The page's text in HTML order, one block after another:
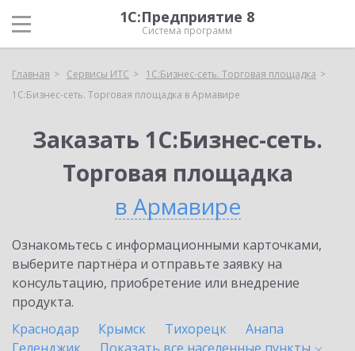
1С:Предприятие 8
Система программ
Главная Сервисы ИТС
1С:Бизнес-сеть. Торговая площадка
1С:Бизнес-сеть. Торговая площадка в Армавире
Заказать 1С:Бизнес-сеть.
Торговая площадка
в Армавире
Ознакомьтесь с информационными карточками,
выберите партнёра и отправьте заявку на
консультацию, приобретение или внедрение
продукта.
Краснодар
Крымск Тихорецк
Анапа